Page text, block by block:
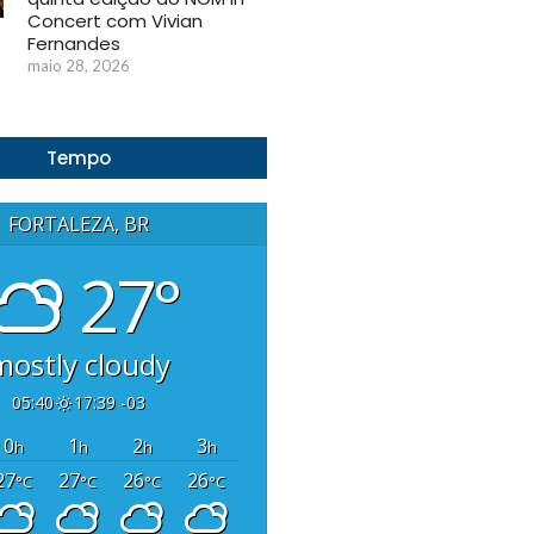
Concert com Vivian
Fernandes
maio 28, 2026
Tempo
FORTALEZA, BR
27°
cloudy
05:40 17:39 -03
0h 1h 2h 3h
°C 27°C 26°C 26°C